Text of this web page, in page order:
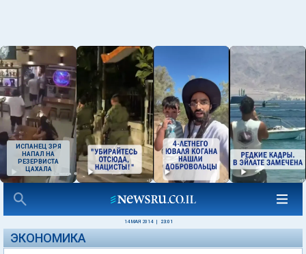
ИСПАНЕЦ ЗРЯ
НАПАЛ НА
РЕЗЕРВИСТА
ЦАХАЛА
14 МАЯ 2014 23:01
ЭКОНОМИКА